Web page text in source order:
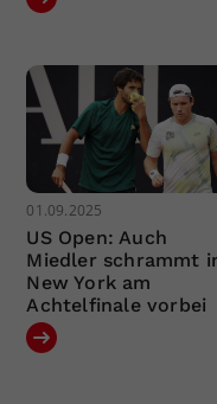
01.09.2025
US Open: Auch
Miedler schrammt
New York am
Achtelfinale vorbei